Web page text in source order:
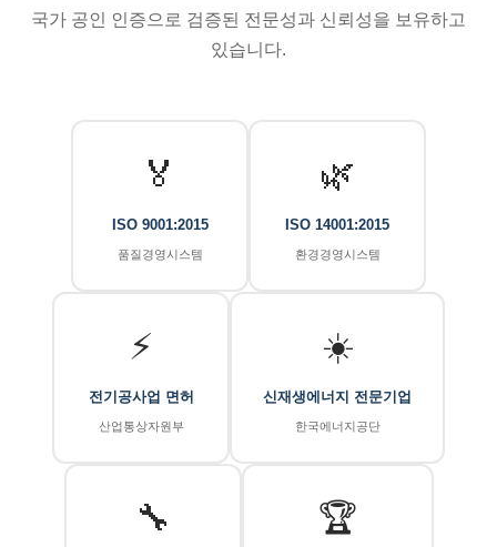
국가 공인 인증으로 검증된 전문성과 신뢰성을 보유하고
있습니다.
🏅
ISO 9001:2015
품질경영시스템
🌿
ISO 14001:2015
환경경영시스템
⚡
전기공사업 면허
산업통상자원부
☀️
신재생에너지 전문기업
한국에너지공단
🔧 🏆